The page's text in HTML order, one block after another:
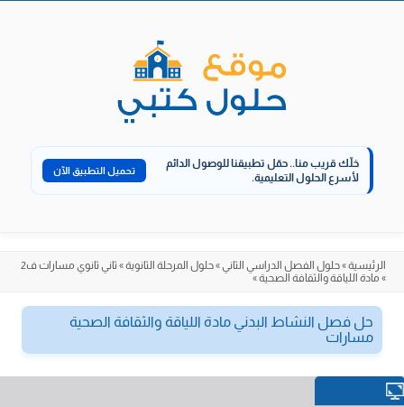
خلّك قريب منا.. حمّل تطبيقنا للوصول الدائم
لأسرع الحلول التعليمية.
تحميل التطبيق الآن
الرئيسية»حلول الفصل الدراسي الثاني»حلول المرحلة الثانوية» ثاني ثانوي مسارات ف2
» مادة اللياقة والثقافة الصحية»
حل فصل النشاط البدني مادة اللياقة والثقافة الصحية
مسارات